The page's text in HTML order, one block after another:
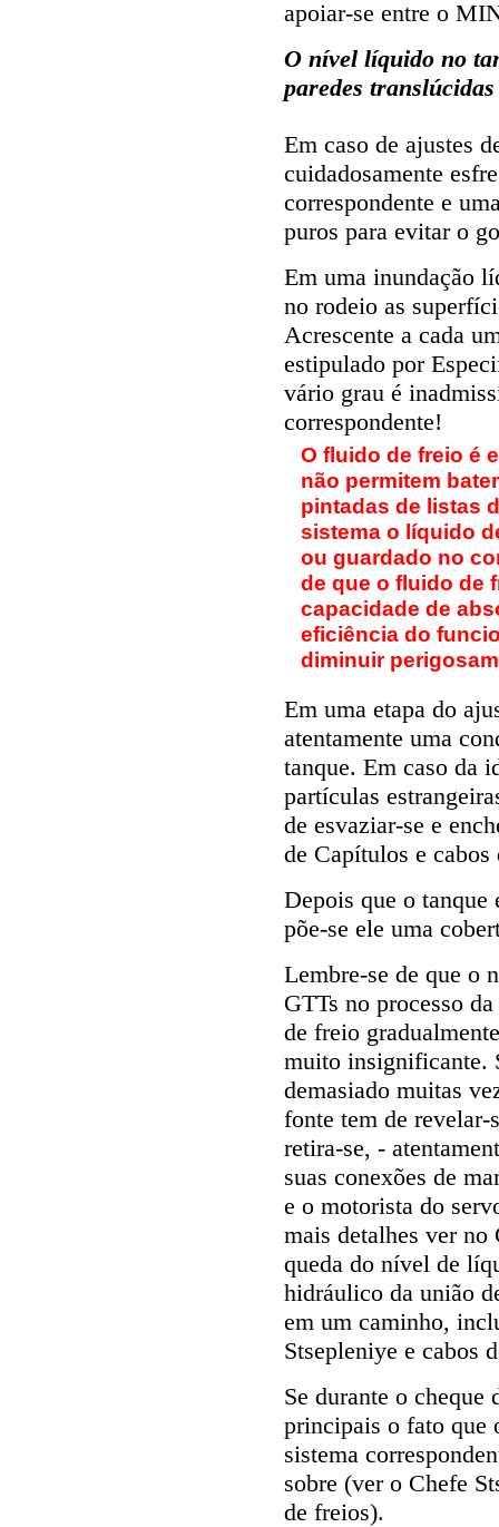
apoiar-se entre o
O nível líquido no
paredes translúcidas
Em caso de ajustes
cuidadosamente
correspondente e
puros para evitar o
Em uma inundação
no rodeio as
Acrescente a cada
estipulado por
vário grau é
correspondente!
O fluido de freio é
não permitem
pintadas de listas
sistema o líquido
ou guardado no
de que o fluido de
capacidade de
eficiência do
diminuir
Em uma etapa do
atentamente uma
tanque. Em caso da
partículas
de esvaziar-se e
de Capítulos e
Depois que o tanque
põe-se ele uma
Lembre-se de que o
GTTs no processo
de freio
muito insignificante.
demasiado muitas
fonte tem de revelar-
retira-se, -
suas conexões de
e o motorista do
mais detalhes ver no
queda do nível de
hidráulico da união
em um caminho,
Stsepleniye e cabos
Se durante o
principais o fato que
sistema
sobre (ver o Chefe
de freios).